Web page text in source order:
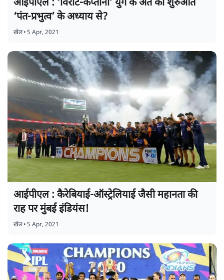
आईपीएल : ‘विराट-कप्तानी’ युग के अंत की शुरुआत
‘पंत-प्रभुत्व’ के अध्याय से?
खेल•5 Apr, 2021
आईपीएल : कैरेबियाई-ऑस्ट्रेलियाई जैसी महानता की
राह पर मुंबई इंडियंस!
खेल•5 Apr, 2021